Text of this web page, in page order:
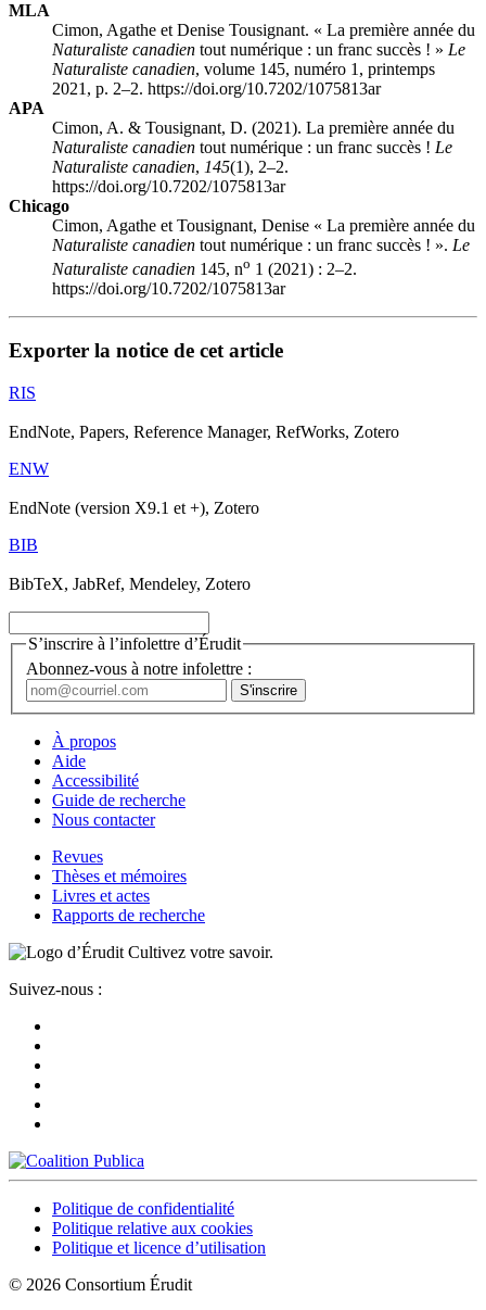
MLA
Cimon, Agathe et Denise Tousignant. « La première année du
Naturaliste canadien tout numérique : un franc succès ! » Le
Naturaliste canadien, volume 145, numéro 1, printemps
2021, p. 2–2. https://doi.org/10.7202/1075813ar
APA
Cimon, A. & Tousignant, D. (2021). La première année du
Naturaliste canadien tout numérique : un franc succès ! Le
Naturaliste canadien, 145(1), 2–2.
https://doi.org/10.7202/1075813ar
Chicago
Cimon, Agathe et Tousignant, Denise « La première année du
Naturaliste canadien tout numérique : un franc succès ! ». Le
Naturaliste canadien 145, no 1 (2021) : 2–2.
https://doi.org/10.7202/1075813ar
Exporter la notice de cet article
RIS
EndNote, Papers, Reference Manager, RefWorks, Zotero
ENW
EndNote (version X9.1 et +), Zotero
BIB
BibTeX, JabRef, Mendeley, Zotero
S’inscrire à l’infolettre d’Érudit
Abonnez-vous à notre infolettre :
À propos
Aide
Accessibilité
Guide de recherche
Nous contacter
Revues
Thèses et mémoires
Livres et actes
Rapports de recherche
Cultivez votre savoir.
Suivez-nous :
Politique de confidentialité
Politique relative aux cookies
Politique et licence d’utilisation
© 2026 Consortium Érudit